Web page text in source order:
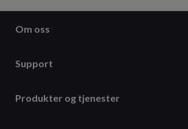
Om oss
Support
Produkter og tjenester